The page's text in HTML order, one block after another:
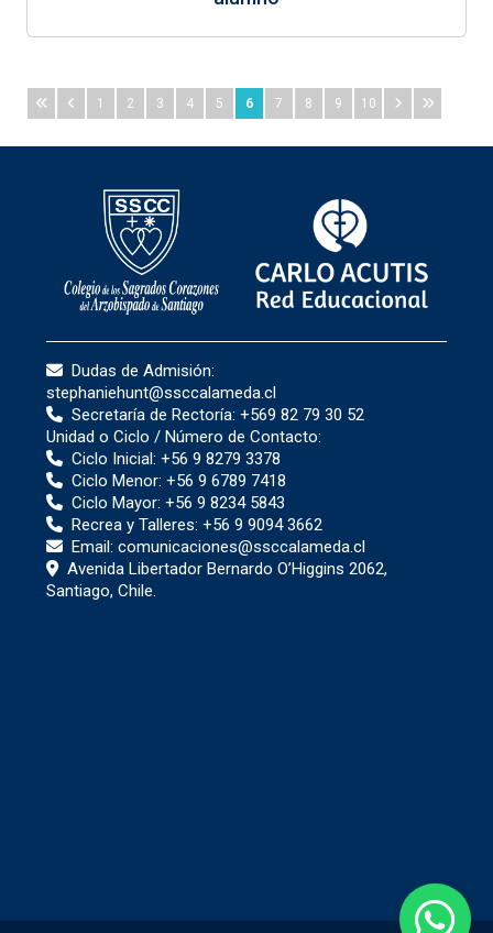
1 2 3 4 5 6 7 8 9 10
Dudas de Admisión:
stephaniehunt@ssccalameda.cl
Secretaría de Rectoría: +569 82 79 30 52
Unidad o Ciclo / Número de Contacto:
Ciclo Inicial: +56 9 8279 3378
Ciclo Menor: +56 9 6789 7418
Ciclo Mayor: +56 9 8234 5843
Recrea y Talleres: +56 9 9094 3662
Email: comunicaciones@ssccalameda.cl
Avenida Libertador Bernardo O’Higgins 2062,
Santiago, Chile.